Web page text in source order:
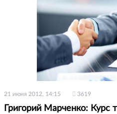
21 июня 2012, 14:15 3619
Григорий Марченко: Курс